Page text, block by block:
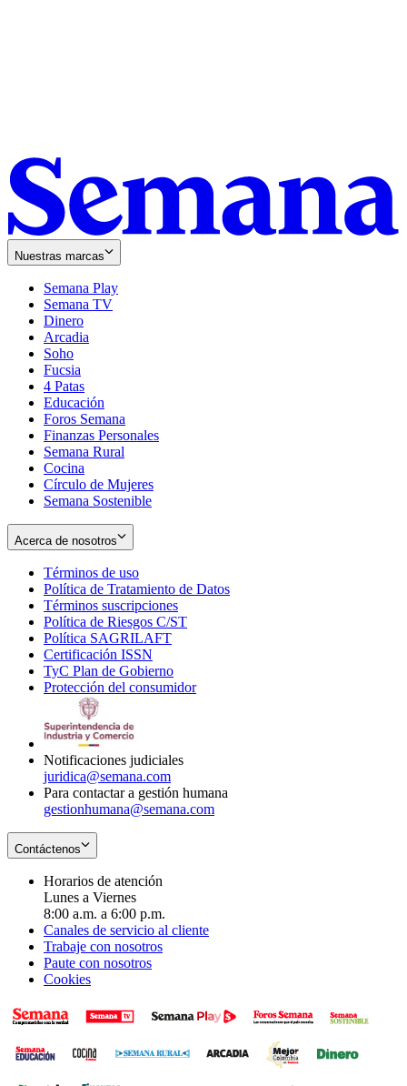
Nuestras marcas
Semana Play
Semana TV
Dinero
Arcadia
Soho
in
new
window
Fucsia
in
new
window
4 Patas
Educación
Foros Semana
Finanzas Personales
Semana Rural
Cocina
Círculo de Mujeres
Semana Sostenible
Acerca de nosotros
Términos de uso
in
new
window
Política de Tratamiento de Datos
Términos suscripciones
in
Política de Riesgos C/ST
Política SAGRILAFT
new
window
Certificación ISSN
in
new
TyC Plan de Gobierno
in
Protección del consumidorOpens
Notificaciones judiciales
juridica@semana.com
Para contactar a gestión humana
gestionhumana@semana.com
Contáctenos
Horarios de atención
Lunes a Viernes
8:00 a.m. a 6:00 p.m.
Canales de servicio al cliente
Trabaje con nosotros
Paute con nosotros
Cookies